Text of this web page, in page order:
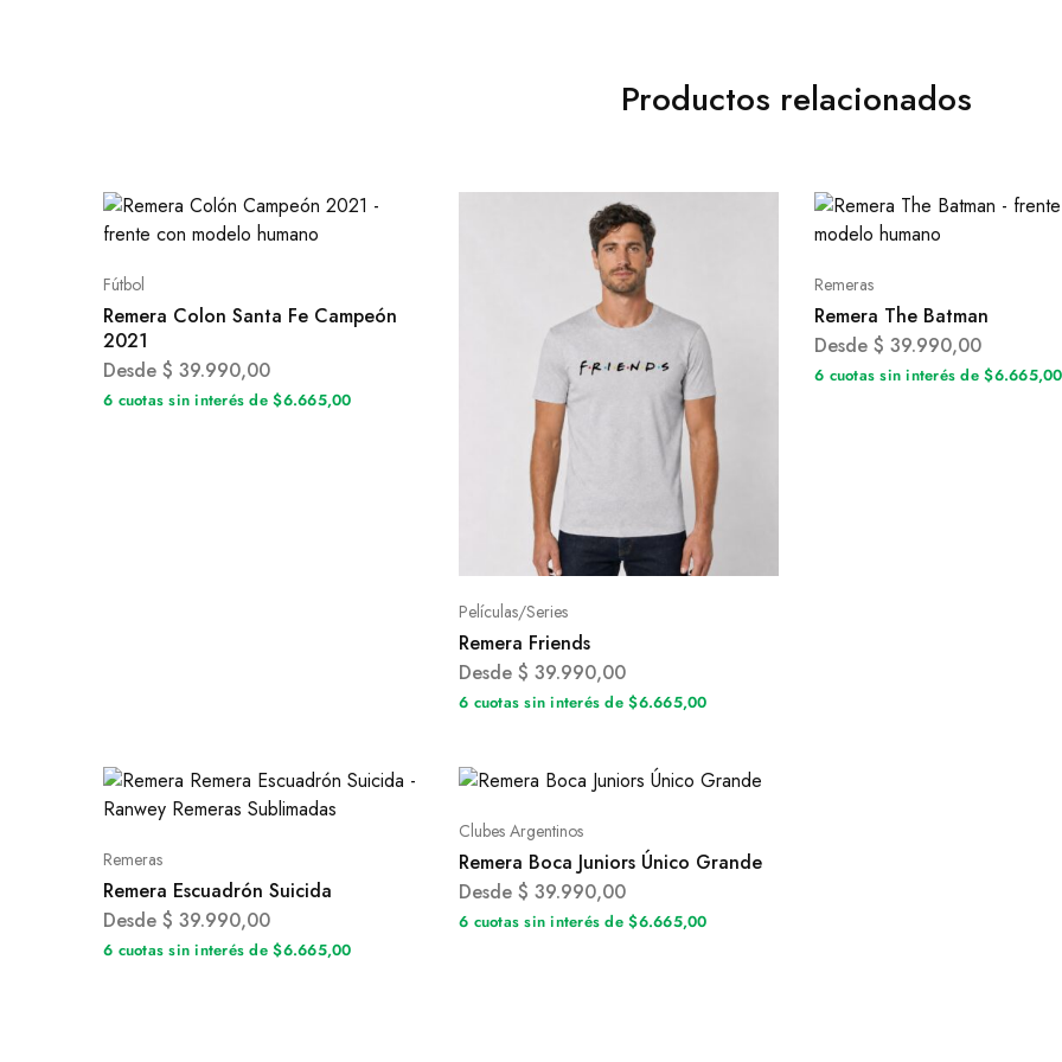
Productos relacionados
Fútbol
Remera Colon Santa Fe Campeón
2021
Desde $ 39.990,00
6 cuotas sin interés de $6.665,00
Películas/Series
Remera Friends
Desde $ 39.990,00
6 cuotas sin interés de $6.665,00
Remeras
Remera The Batman
Desde $ 39.990,00
6 cuotas sin interés de $6.665,00
Remeras
Remera Escuadrón Suicida
Desde $ 39.990,00
6 cuotas sin interés de $6.665,00
Clubes Argentinos
Remera Boca Juniors Único Grande
Desde $ 39.990,00
6 cuotas sin interés de $6.665,00